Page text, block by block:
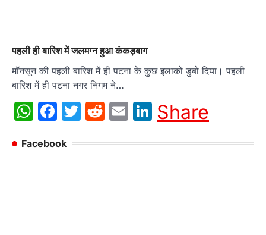
पहली ही बारिश में जलमग्न हुआ कंकड़बाग
मॉनसून की पहली बारिश में ही पटना के कुछ इलाकों डुबो दिया। पहली
बारिश में ही पटना नगर निगम ने…
WhatsApp
Facebook
Twitter
Reddit
EmailLinkedIn
Share
Facebook